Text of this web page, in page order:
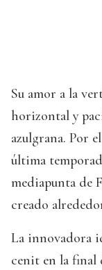
Su amor a la
horizontal y
azulgrana. Por
última
mediapunta de
creado
La innovadora
cenit en la final